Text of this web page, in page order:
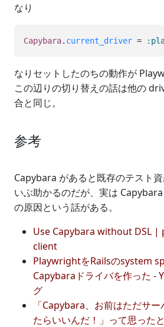
なり
Capybara. current_driver =
なりセットしたのちの動作が
この辺りの切り替えの話は他の
合と同じ。
参考
Capybara があると既存のテスト
いぶ助かるのだが、実は
の原因という話がある。
Use Capybara without DSL
client
PlaywrightをRailsのsystem
Capybaraドライバを作った -
グ
「Capybara、お前はただサ
たらいいんだ！」って思った